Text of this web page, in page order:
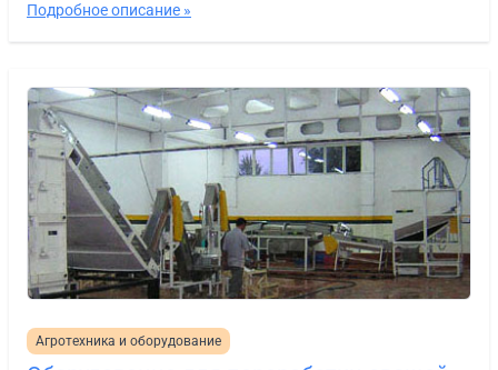
Подробное описание »
Агротехника и оборудование